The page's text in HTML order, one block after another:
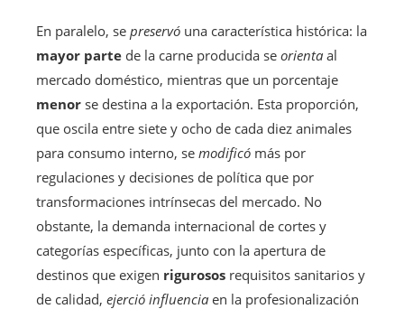
En paralelo, se preservó una característica histórica: la
mayor parte de la carne producida se orienta al
mercado doméstico, mientras que un porcentaje
menor se destina a la exportación. Esta proporción,
que oscila entre siete y ocho de cada diez animales
para consumo interno, se modificó más por
regulaciones y decisiones de política que por
transformaciones intrínsecas del mercado. No
obstante, la demanda internacional de cortes y
categorías específicas, junto con la apertura de
destinos que exigen rigurosos requisitos sanitarios y
de calidad, ejerció influencia en la profesionalización